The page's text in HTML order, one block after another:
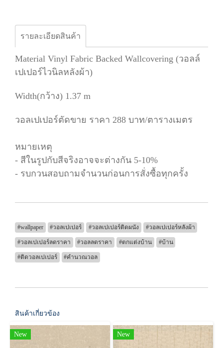
รายละเอียดสินค้า
Material Vinyl Fabric Backed Wallcovering (วอลล์
เปเปอร์ไวนิลหลังผ้า)
Width(กว้าง) 1.37 m
วอลเปเปอร์ตัดขาย ราคา 288 บาท/ตารางเมตร
หมายเหตุ
- สีในรูปกับสีจริงอาจจะต่างกัน 5-10%
- รบกวนสอบถามจำนวนก่อนการสั่งซื้อทุกครั้ง
#wallpaper #วอลเปเปอร์ #วอลเปเปอร์ติดผนัง #วอลเปเปอร์หลังผ้า
#วอลเปเปอร์ลดราคา #วอลลดราคา #ตกแต่งบ้าน #บ้าน
#ติดวอลเปเปอร์ #คำนวณวอล
สินค้าเกี่ยวข้อง
New New